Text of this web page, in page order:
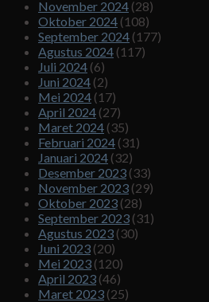
November 2024 (28)
Oktober 2024 (108)
September 2024 (177)
Agustus 2024 (117)
Juli 2024 (6)
Juni 2024 (2)
Mei 2024 (17)
April 2024 (27)
Maret 2024 (35)
Februari 2024 (31)
Januari 2024 (32)
Desember 2023 (33)
November 2023 (29)
Oktober 2023 (28)
September 2023 (31)
Agustus 2023 (30)
Juni 2023 (20)
Mei 2023 (120)
April 2023 (46)
Maret 2023 (25)